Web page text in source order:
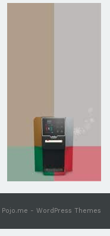
Pojo.me - WordPress Themes